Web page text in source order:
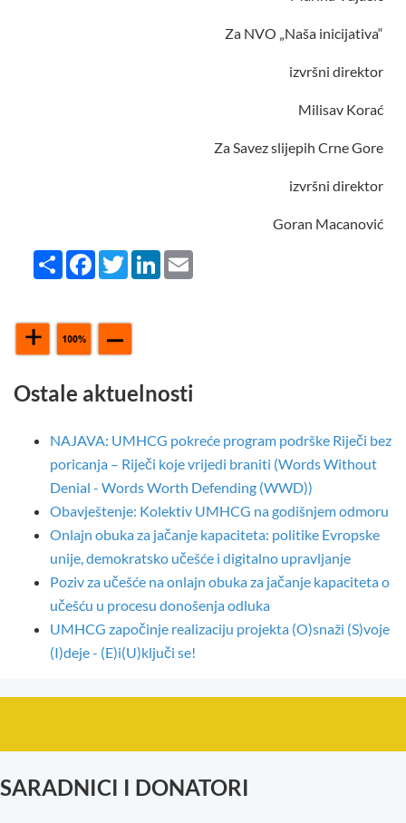
Za NVO „Naša inicijativa“
izvršni direktor
Milisav Korać
Za Savez slijepih Crne Gore
izvršni direktor
Goran Macanović
Share FacebookTwitterLinkedIn
Ostale aktuelnosti
NAJAVA: UMHCG pokreće program podrške Riječi bez
poricanja – Riječi koje vrijedi braniti (Words Without
Denial - Words Worth Defending (WWD))
Obavještenje: Kolektiv UMHCG na godišnjem odmoru
Onlajn obuka za jačanje kapaciteta: politike Evropske
unije, demokratsko učešće i digitalno upravljanje
Poziv za učešće na onlajn obuka za jačanje kapaciteta o
učešću u procesu donošenja odluka
UMHCG započinje realizaciju projekta (O)snaži (S)voje
(I)deje - (E)i(U)ključi se!
SARADNICI I DONATORI